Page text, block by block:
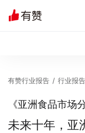
有赞说增长
私域日历
有赞说案例拆解
有赞行业报告 / 行业报告
《亚洲食品市场
未来十年，亚